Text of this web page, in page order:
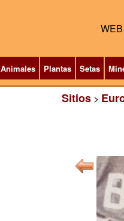
WEB
Animales Plantas Setas
Sitios>